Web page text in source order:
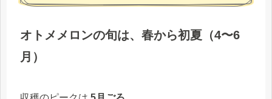
オトメメロンの旬は、春から初夏（4〜6
月）